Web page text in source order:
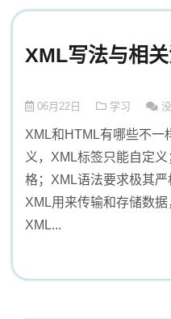
XML写法与相
06月22日 学习
XML和HTML有哪些不一
义，XML标签只能自定
格；XML语法要求极其严
XML用来传输和存储数
XML...